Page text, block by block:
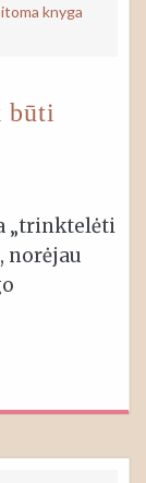
knyga
būti
„trinktelėti
norėjau